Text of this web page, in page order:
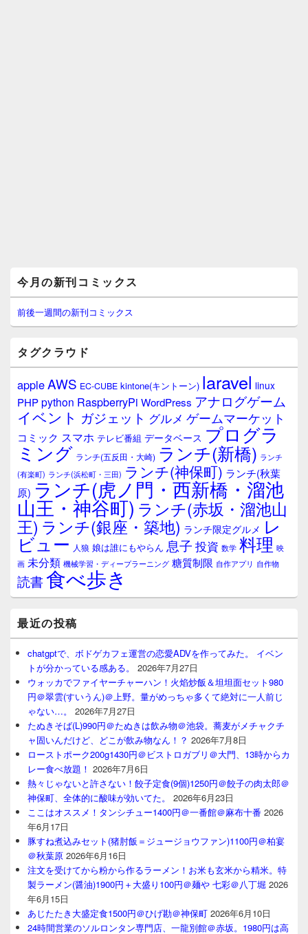
イ
ン
サ
イ
ウ
ィ
ジ
ェ
ア
今月の新刊コミックス
前後一週間の新刊コミックス
タグクラウド
appleAWS EC-CUBE kintone(キントーン) laravel linux
PHPpython RaspberryPi WordPress アナログゲーム
イベント ガジェット グルメ ゲームマーケット
コミック スマホ テレビ番組 データベース プログラ
ミング ランチ(五反田・大崎) ランチ(新橋) ランチ
(有楽町) ランチ(浜松町・三田) ランチ(神保町) ランチ(秋葉
原) ランチ(虎ノ門・西新橋・溜池
山王・神谷町) ランチ(赤坂・溜池山
王) ランチ(銀座・築地) ランチ限定グルメ レ
ビュー 人狼 娘は誰にもやらん 息子 投資 数学 料理 映
画 未分類 機械学習・ディープラーニング 糖質制限 自作アプリ 自作物
読書食べ歩き
最近の投稿
chatgptで、ボドゲカフェ運営の恋愛ADVを作ってみた。 イベン
トが分かっている感ある。
2026年7月27日
ウォッカでファイヤーチャーハン！火焰炒飯＆坦坦面セット980
円＠翠雲(すいうん)＠上野。量がめっちゃ多くて絶対に一人前じ
ゃない…。
2026年7月27日
たぬきそば(L)990円＠たぬきは飲み物＠池袋。蕎麦がメチャクチ
ャ固いんだけど、どこが飲み物なん！？ 2026年7月8日
ローストポーク200g1430円＠ビストロガブリ＠大門、13時からカ
レー食べ放題！ 2026年7月6日
熱々じゃないと許さない！餃子定食(9個)1250円＠餃子の肉太郎＠
神保町、全体的に酸味が効いてた。
2026年6月23日
ここはオススメ！タンシチュー1400円＠一番館＠麻布十番 2026
年6月17日
豚すね煮込みセット(猪肘飯＝ジュージョウファン)1100円＠柏宴
＠秋葉原 2026年6月16日
注文を受けてから粉から作るラーメン！お米も玄米から精米。特
製ラーメン(醤油)1900円＋大盛り100円＠麺や 七彩＠八丁堀 2026
年6月15日
あじたたき大盛定食1500円＠ひげ勘＠神保町 2026年6月10日
24時間営業のソルロンタン専門店、一龍別館＠赤坂。1980円は高